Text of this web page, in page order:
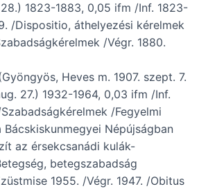
1823-1883, 0,05 ifm /Inf. 1823-
/Dispositio, áthelyezési kérelmek
/Végr. 1880.
Heves m. 1907. szept. 7.
27.) 1932-1964, 0,03 ifm /Inf.
/Fegyelmi
Bácskiskunmegyei Népújságban
az érsekcsanádi kulák-
betegszabadság
1955. /Végr. 1947. /Obitus